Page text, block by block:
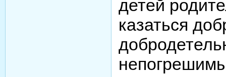
детей
казаться